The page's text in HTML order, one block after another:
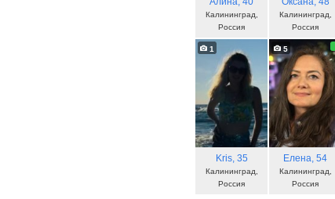
Калининград,
Россия
Калининград,
Россия
1
Kris, 35
Калининград,
Россия
5
Елена, 54
Калининград,
Россия